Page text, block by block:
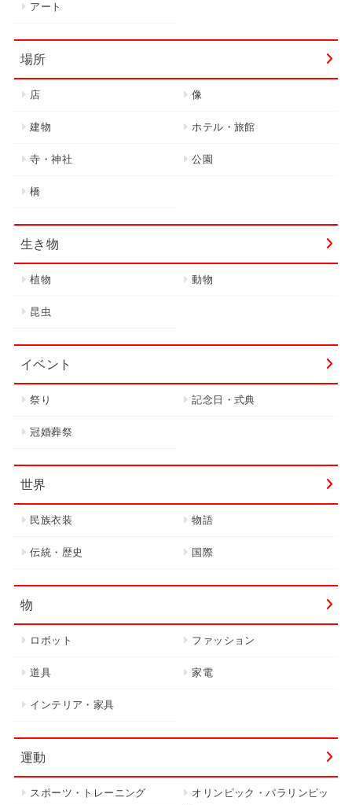
アート
場所
店 像
建物 ホテル・旅館
寺・神社 公園
橋
生き物
植物 動物
昆虫
イベント
祭り 記念日・式典
冠婚葬祭
世界
民族衣装 物語
伝統・歴史 国際
物
ロボット ファッション
道具 家電
インテリア・家具
運動
スポーツ・トレーニング
オリンピック・パラリンピッ